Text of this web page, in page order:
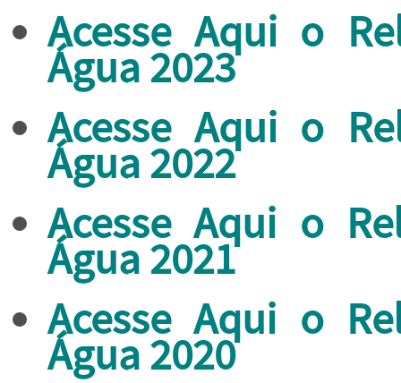
Acesse Aqui o
Água 2023
Acesse Aqui o
Água 2022
Acesse Aqui o
Água 2021
Acesse Aqui o
Água 2020